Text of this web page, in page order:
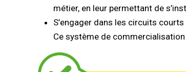
métier, en leur permettant de
S’engager dans les circuits
Ce système de